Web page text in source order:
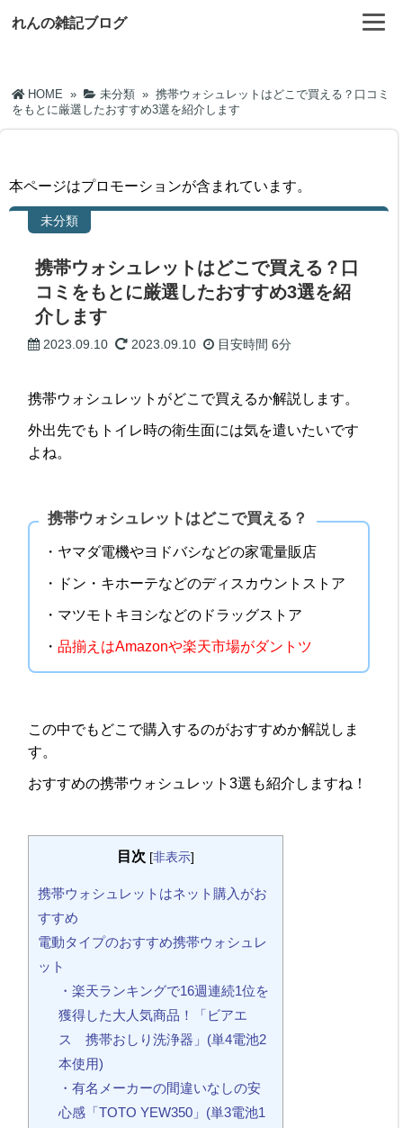
れんの雑記ブログ
HOME » 未分類 » 携帯ウォシュレットはどこで買える？口コミ
をもとに厳選したおすすめ3選を紹介します
本ページはプロモーションが含まれています。
未分類
携帯ウォシュレットはどこで買える？口
コミをもとに厳選したおすすめ3選を紹
介します
2023.09.10 2023.09.10 目安時間6分
携帯ウォシュレットがどこで買えるか解説します。
外出先でもトイレ時の衛生面には気を遣いたいです
よね。
携帯ウォシュレットはどこで買える？
・ヤマダ電機やヨドバシなどの家電量販店
・ドン・キホーテなどのディスカウントストア
・マツモトキヨシなどのドラッグストア
・品揃えはAmazonや楽天市場がダントツ
この中でもどこで購入するのがおすすめか解説しま
す。
おすすめの携帯ウォシュレット3選も紹介しますね！
目次 [非表示]
携帯ウォシュレットはネット購入がお
すすめ
電動タイプのおすすめ携帯ウォシュレ
ット
・楽天ランキングで16週連続1位を
獲得した大人気商品！「ビアエ
ス 携帯おしり洗浄器」(単4電池2
本使用)
・有名メーカーの間違いなしの安
心感「TOTO YEW350」(単3電池1